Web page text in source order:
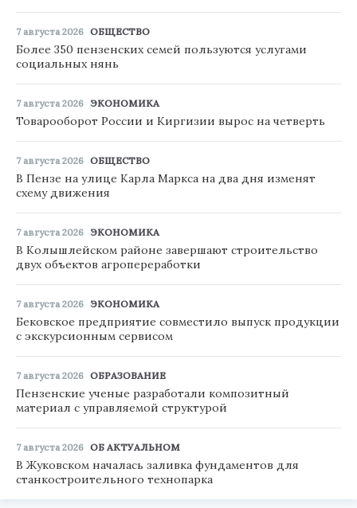
7 августа 2026 ОБЩЕСТВО
Более 350 пензенских семей пользуются услугами
социальных нянь
7 августа 2026 ЭКОНОМИКА
Товарооборот России и Киргизии вырос на четверть
7 августа 2026 ОБЩЕСТВО
В Пензе на улице Карла Маркса на два дня изменят
схему движения
7 августа 2026 ЭКОНОМИКА
В Колышлейском районе завершают строительство
двух объектов агропереработки
7 августа 2026 ЭКОНОМИКА
Бековское предприятие совместило выпуск продукции
с экскурсионным сервисом
7 августа 2026 ОБРАЗОВАНИЕ
Пензенские ученые разработали композитный
материал с управляемой структурой
7 августа 2026 ОБ АКТУАЛЬНОМ
В Жуковском началась заливка фундаментов для
станкостроительного технопарка